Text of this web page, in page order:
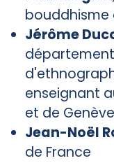
bouddhisme
Jérôme
enseignant
et de Genève
Jean-Noël
de France